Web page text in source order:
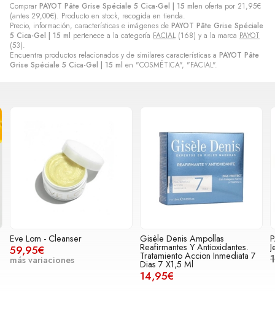
Comprar PAYOT Pâte Grise Spéciale 5 Cica-Gel | 15 mlen oferta por 21,95€
(antes 29,00€). Producto en stock, recogida en tienda.
Precio, información, características e imágenes de PAYOT Pâte Grise Spéciale
5 Cica-Gel | 15 ml pertenece a la categoría FACIAL(168) y a la marca PAYOT
(53).
Encuentra productos relacionados y de similares características a PAYOT Pâte
Grise Spéciale 5 Cica-Gel | 15 ml en "COSMÉTICA", "FACIAL".
Eve Lom - Cleanser
59,95€
más variaciones
Gisèle Denis Ampollas
Reafirmantes Y Antioxidantes.
Tratamiento Accion Inmediata 7
Dias 7 X1,5 Ml
14,95€